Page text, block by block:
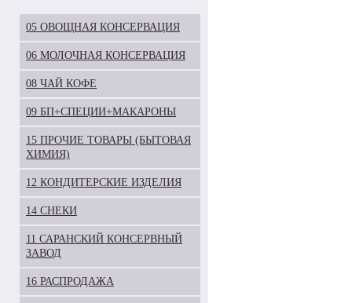
05 ОВОЩНАЯ КОНСЕРВАЦИЯ
06 МОЛОЧНАЯ КОНСЕРВАЦИЯ
08 ЧАЙ КОФЕ
09 БП+СПЕЦИИ+МАКАРОНЫ
15 ПРОЧИЕ ТОВАРЫ (БЫТОВАЯ
ХИМИЯ)
12 КОНДИТЕРСКИЕ ИЗДЕЛИЯ
14 СНЕКИ
11 САРАНСКИЙ КОНСЕРВНЫЙ
ЗАВОД
16 РАСПРОДАЖА